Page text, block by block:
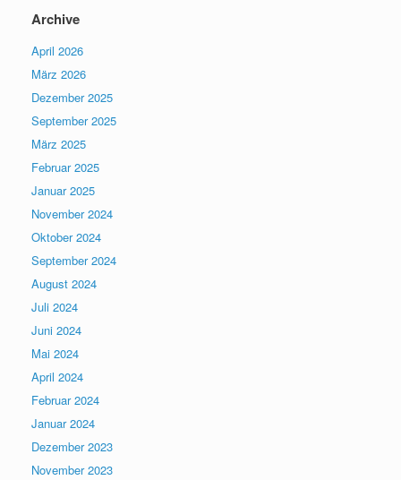
Archive
April 2026
März 2026
Dezember 2025
September 2025
März 2025
Februar 2025
Januar 2025
November 2024
Oktober 2024
September 2024
August 2024
Juli 2024
Juni 2024
Mai 2024
April 2024
Februar 2024
Januar 2024
Dezember 2023
November 2023